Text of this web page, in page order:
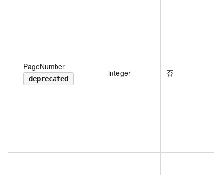
PageNumber
deprecated
integer 否